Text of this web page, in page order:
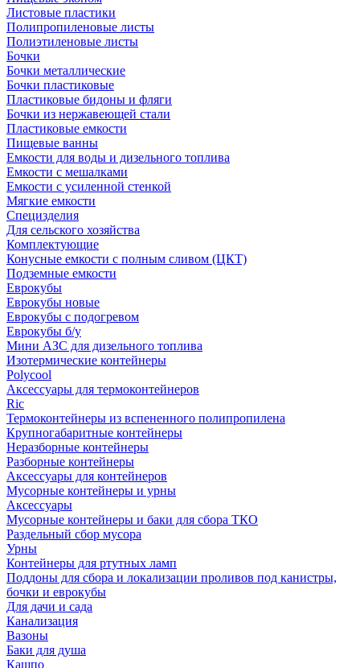
Листовые пластики
Полипропиленовые листы
Полиэтиленовые листы
Бочки
Бочки металлические
Бочки пластиковые
Пластиковые бидоны и фляги
Бочки из нержавеющей стали
Пластиковые емкости
Пищевые ванны
Емкости для воды и дизельного топлива
Емкости с мешалками
Емкости с усиленной стенкой
Мягкие емкости
Специзделия
Для сельского хозяйства
Комплектующие
Конусные емкости с полным сливом (ЦКТ)
Подземные емкости
Еврокубы
Еврокубы новые
Еврокубы с подогревом
Еврокубы б/у
Мини АЗС для дизельного топлива
Изотермические контейнеры
Polycool
Аксессуары для термоконтейнеров
Ric
Термоконтейнеры из вспененного полипропилена
Крупногабаритные контейнеры
Неразборные контейнеры
Разборные контейнеры
Аксессуары для контейнеров
Мусорные контейнеры и урны
Аксессуары
Мусорные контейнеры и баки для сбора ТКО
Раздельный сбор мусора
Урны
Контейнеры для ртутных ламп
Поддоны для сбора и локализации проливов под канистры,
бочки и еврокубы
Для дачи и сада
Канализация
Вазоны
Баки для душа
Кашпо